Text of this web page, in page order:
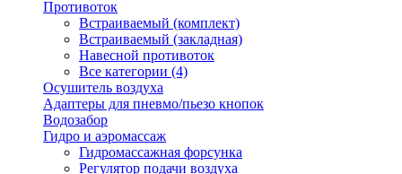
Противоток
Встраиваемый (комплект)
Встраиваемый (закладная)
Навесной противоток
Все категории (4)
Осушитель воздуха
Адаптеры для пневмо/пьезо кнопок
Водозабор
Гидро и аэромассаж
Гидромассажная форсунка
Регулятор подачи воздуха